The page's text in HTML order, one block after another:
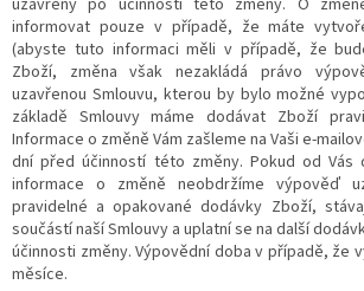
informovat pouze v případě, že máte
(abyste tuto informaci měli v případě, že
Zboží, změna však nezakládá právo
uzavřenou Smlouvu, kterou by bylo možné
základě Smlouvy máme dodávat Zboží
Informace o změně Vám zašleme na Vaši e-
dní před účinností této změny. Pokud od Vás
informace o změně neobdržíme výpověď
pravidelné a opakované dodávky Zboží,
součástí naší Smlouvy a uplatní se na další
účinnosti změny. Výpovědní doba v případě, že
měsíce.